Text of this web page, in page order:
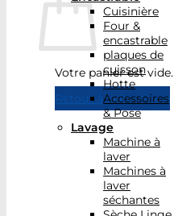
Votre panier est vide.
Retour à la boutique
Cuisinière
Four &
encastrable
plaques de
cuisson
Hotte
Accessoires
& Pose
Lavage
Machine à
laver
Machines à
laver
séchantes